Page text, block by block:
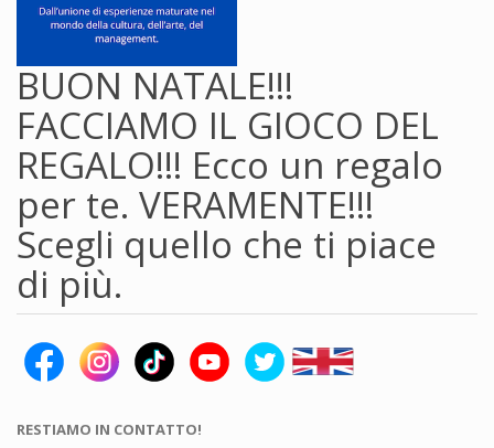
BUON NATALE!!!
FACCIAMO IL GIOCO DEL
REGALO!!! Ecco un regalo
per te. VERAMENTE!!!
Scegli quello che ti piace
di più.
RESTIAMO IN CONTATTO!